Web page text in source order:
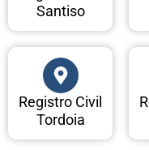
Santiso
Registro Civil
Tordoia